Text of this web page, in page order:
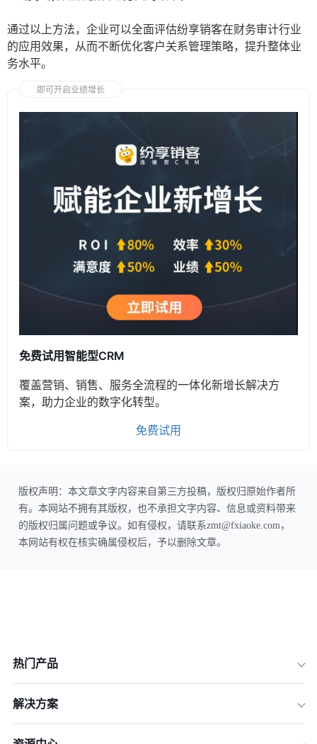
通过以上方法，企业可以全面评估纷享销客在财务审计行业
的应用效果，从而不断优化客户关系管理策略，提升整体业
务水平。
即可开启业绩增长
免费试用智能型CRM
覆盖营销、销售、服务全流程的一体化新增长解决方
案，助力企业的数字化转型。
免费试用
版权声明：本文章文字内容来自第三方投稿，版权归原始作者所
有。本网站不拥有其版权，也不承担文字内容、信息或资料带来
的版权归属问题或争议。如有侵权，请联系zmt@fxiaoke.com，
本网站有权在核实确属侵权后，予以删除文章。
热门产品
解决方案